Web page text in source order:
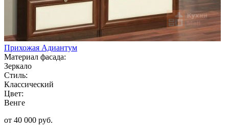
Прихожая Адиантум
Материал фасада:
Зеркало
Стиль:
Классический
Цвет:
Венге
от 40 000 руб.